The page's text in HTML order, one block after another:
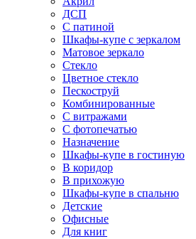
ДСП
С патиной
Шкафы-купе с зеркалом
Матовое зеркало
Стекло
Цветное стекло
Пескоструй
Комбинированные
С витражами
С фотопечатью
Назначение
Шкафы-купе в гостиную
В коридор
В прихожую
Шкафы-купе в спальню
Детские
Офисные
Для книг